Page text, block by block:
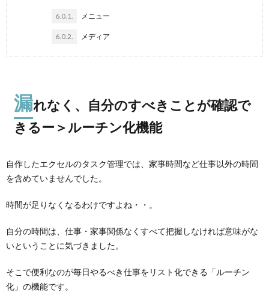
6.0.1. メニュー
6.0.2. メディア
漏れなく、自分のすべきことが確認で
きるー＞ルーチン化機能
自作したエクセルのタスク管理では、家事時間など仕事以外の時間
を含めていませんでした。
時間が足りなくなるわけですよね・・。
自分の時間は、 仕事・家事関係なくすべて把握しなければ意味がな
いということに気づきました。
そこで便利なのが毎日やるべき仕事をリスト化できる 「ルーチン
化」 の機能です。